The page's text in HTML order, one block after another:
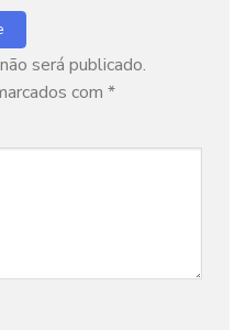
será publicado.
com *